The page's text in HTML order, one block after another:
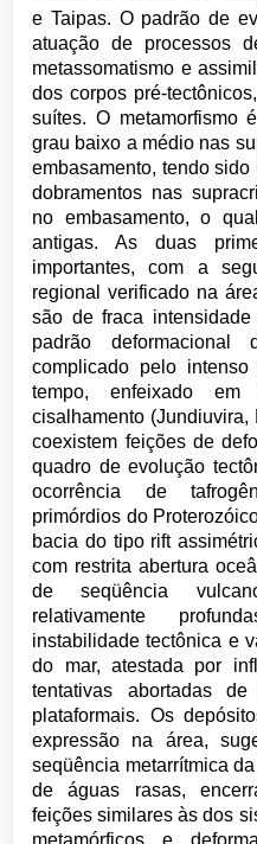
e Taipas. O padrão de
atuação de processos
metassomatismo e
dos corpos pré-
suítes. O metamorfismo
grau baixo a médio nas
embasamento, tendo
dobramentos nas
no embasamento, o
antigas. As duas
importantes, com a
regional verificado na
são de fraca
padrão
complicado pelo intenso
tempo, enfeixado
cisalhamento
coexistem feições de
quadro de evolução
ocorrência de
primórdios do
bacia do tipo rift
com restrita abertura
de seqüência
relativamente
instabilidade tectônica e
do mar, atestada por
tentativas abortadas
plataformais. Os
expressão na área,
seqüência metarrítmica
de águas rasas,
feições similares às dos
metamórficos e